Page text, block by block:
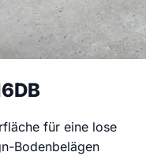
für eine lose
Bodenbelägen